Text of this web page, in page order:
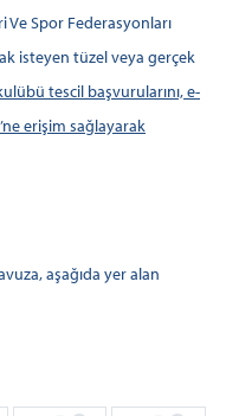
Ve Spor Federasyonları
isteyen tüzel veya gerçek
tescil başvurularını, e-
erişim sağlayarak
aşağıda yer alan